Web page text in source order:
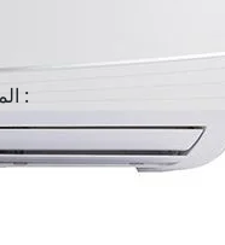
المساحة المغطاة للتكييف :